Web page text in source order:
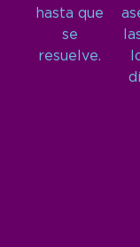
hasta que
se
resuelve.